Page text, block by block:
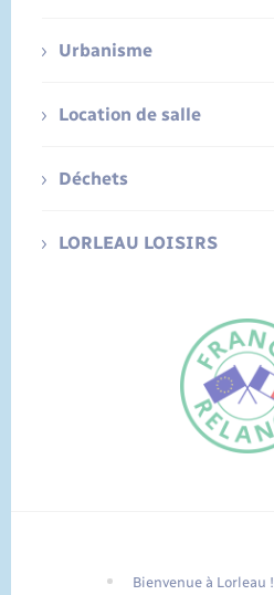
FR
Urbanisme
Location de salle
Déchets
LORLEAU LOISIRS
Bienvenue à Lorleau !